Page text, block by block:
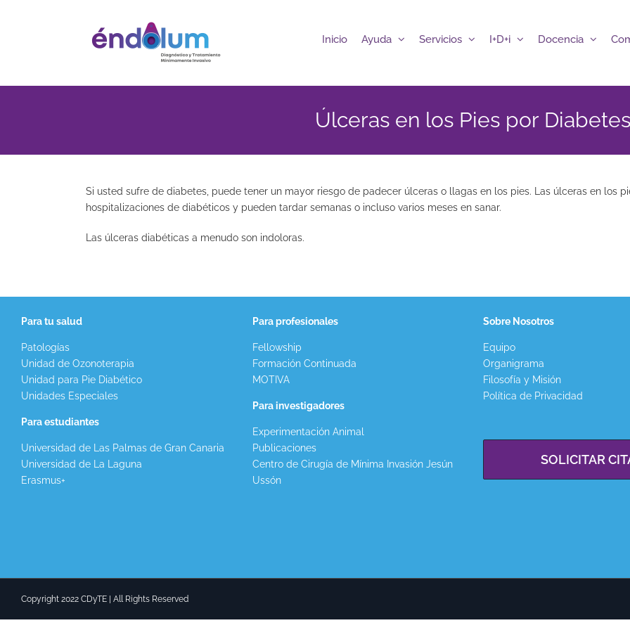
Inicio Ayuda Servicios I+D+i Docencia
Úlceras en los Pies por Diabetes
Si usted sufre de diabetes, puede tener un mayor riesgo de padecer úlceras o llagas en los pies. Las úlceras en los
hospitalizaciones de diabéticos y pueden tardar semanas o incluso varios meses en sanar.
Las úlceras diabéticas a menudo son indoloras.
Para tu salud
Patologías
Unidad de Ozonoterapia
Unidad para Pie Diabético
Unidades Especiales
Para estudiantes
Universidad de Las Palmas de Gran Canaria
Universidad de La Laguna
Erasmus+
Para profesionales
Fellowship
Formación Continuada
MOTIVA
Para investigadores
Experimentación Animal
Publicaciones
Centro de Cirugía de Mínima Invasión Jesún
Ussón
Sobre Nosotros
Equipo
Organigrama
Filosofía y Misión
Política de Privacidad
SOLICITAR
Copyright 2022 CDyTE | All Rights Reserved